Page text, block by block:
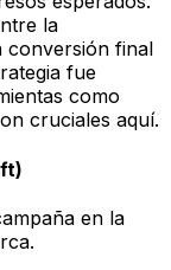
la
conversión final
fue
como
cruciales aquí.
en la